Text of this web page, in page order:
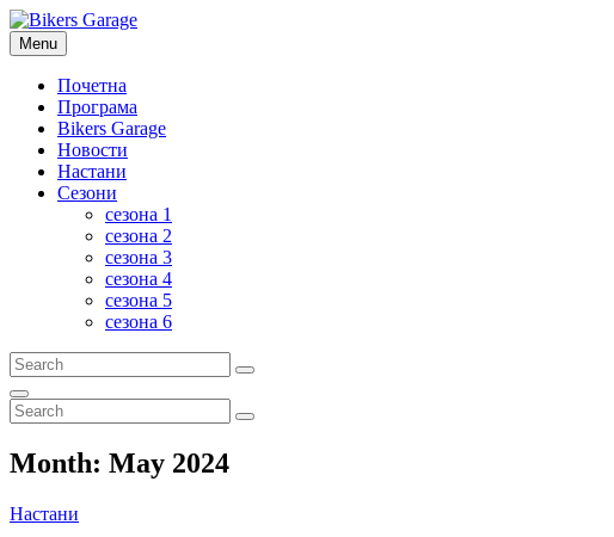
Skip
to
content
Bikers Garage
RADIO BROADCAST NETWORK
Menu
Почетна
Програма
Bikers Garage
Новости
Настани
Сезони
сезона 1
сезона 2
сезона 3
сезона 4
сезона 5
сезона 6
Search
for:
Search
Search
Search
for:
Search
Month: May 2024
Cat
Настани